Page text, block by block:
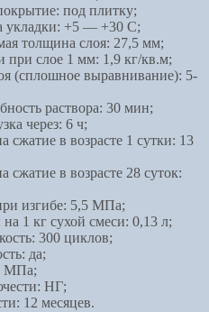
под плитку;
укладки: +5 — +30 C;
толщина слоя: 27,5 мм;
при слое 1 мм: 1,9 кг/кв.м;
(сплошное выравнивание): 5-
раствора: 30 мин;
через: 6 ч;
сжатие в возрасте 1 сутки: 13
сжатие в возрасте 28 суток:
изгибе: 5,5 МПа;
1 кг сухой смеси: 0,13 л;
300 циклов;
да;
МПа;
НГ;
12 месяцев.